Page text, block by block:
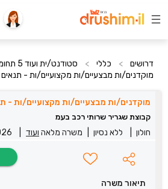
דרושים > כללי > סטודנט/ית ועוד 5 תחומים
מוקדנים/ות מבצעיים/ות מקצועיים/ות - תנאים
מוקדנים/ות מבצעיים/ות מקצועיים/ות -
קבוצת שגריר שרותי רכב בעמ
חולון ללא נסיון משרה מלאה ועוד
תיאור משרה